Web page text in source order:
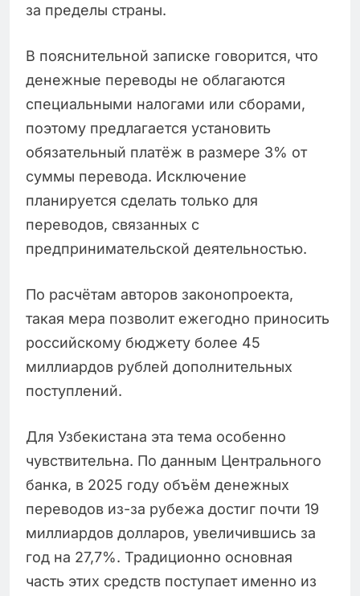
за пределы страны.
В пояснительной записке говорится, что
денежные переводы не облагаются
специальными налогами или сборами,
поэтому предлагается установить
обязательный платёж в размере 3% от
суммы перевода. Исключение
планируется сделать только для
переводов, связанных с
предпринимательской деятельностью.
По расчётам авторов законопроекта,
такая мера позволит ежегодно приносить
российскому бюджету более 45
миллиардов рублей дополнительных
поступлений.
Для Узбекистана эта тема особенно
чувствительна. По данным Центрального
банка, в 2025 году объём денежных
переводов из-за рубежа достиг почти 19
миллиардов долларов, увеличившись за
год на 27,7%. Традиционно основная
часть этих средств поступает именно из